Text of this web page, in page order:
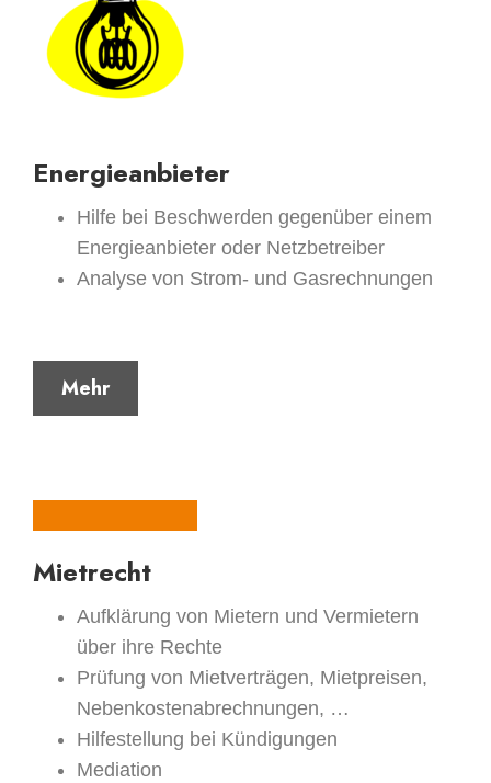
Energieanbieter
Hilfe bei Beschwerden gegenüber einem
Energieanbieter oder Netzbetreiber
Analyse von Strom- und Gasrechnungen
Mehr
Mietrecht
Aufklärung von Mietern und Vermietern
über ihre Rechte
Prüfung von Mietverträgen, Mietpreisen,
Nebenkostenabrechnungen, …
Hilfestellung bei Kündigungen
Mediation